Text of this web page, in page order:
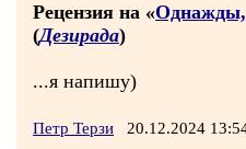
Рецензия на «
(Дезирада)
...я напишу)
Петр Терзи 20.12.2024